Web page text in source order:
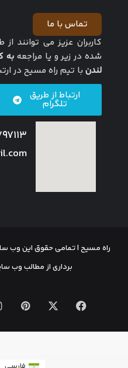
تماس با ما
کاربران عزیز می توانند
شده در زیر و یا مراجعه به
لندن با تیم راه مسیح در
ارتباط از طریق
تلگرام
راه مسیح | تمامی حقوق این وب
برداری از مطالب وب